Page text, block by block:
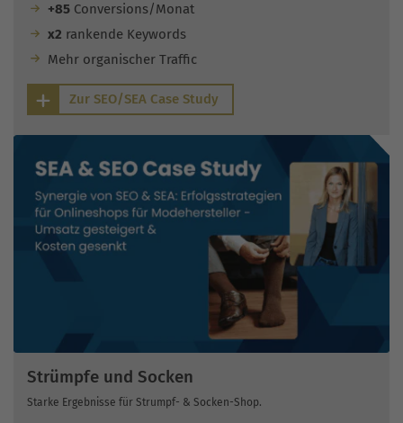
+85Conversions/Monat
x2 rankende Keywords
Mehr organischer Traffic
Zur SEO/SEA Case Study
Strümpfe und Socken
Starke Ergebnisse für Strumpf- & Socken-Shop.